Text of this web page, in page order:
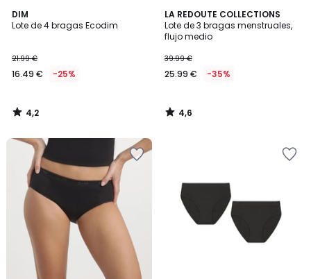
DIM
Lote de 4 bragas Ecodim
21.99 €
16.49 € -25%
4,2
/ 5
4,2
/
LA REDOUTE COLLECTIONS
Lote de 3 bragas menstruales,
flujo medio
39.99 €
25.99 € -35%
4,6
/ 5
4,6
/